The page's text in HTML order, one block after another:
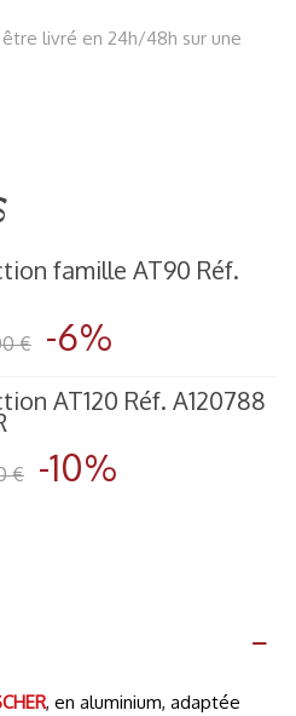
livré en 24h/48h sur une
famille AT90 Réf.
€ -6%
AT120 Réf. A120788
€ -10%
, en aluminium, adaptée